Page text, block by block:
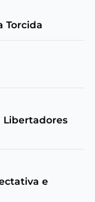
Torcida
Libertadores
e